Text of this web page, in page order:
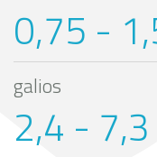
0,75 -
galios
2,4 -